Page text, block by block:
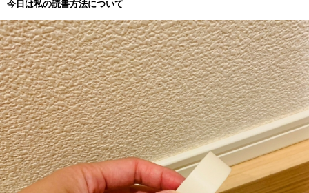
今日は私の読書方法について